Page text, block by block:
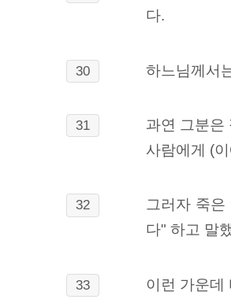
다.
30 하느님께서
31
과연 그분은
사람에게 (
32
그러자 죽
다" 하고 말
33 이런 가운데